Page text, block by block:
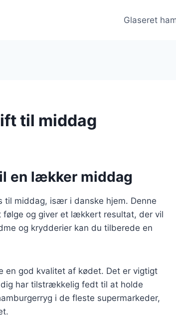
Glaseret
til middag
en lækker middag
til middag, især i danske hjem. Denne
følge og giver et lækkert resultat, der vil
og krydderier kan du tilberede en
en god kvalitet af kødet. Det er vigtigt
har tilstrækkelig fedt til at holde
i de fleste supermarkeder,